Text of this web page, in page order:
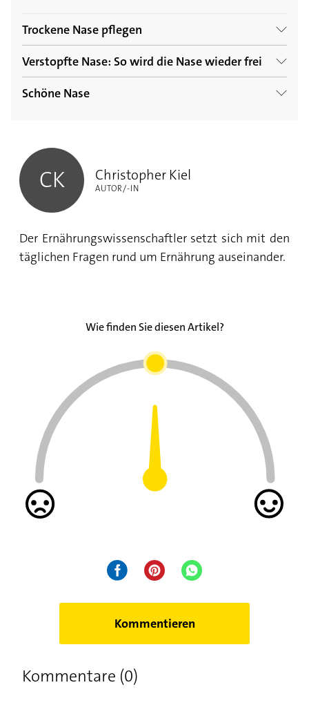
Trockene Nase pflegen
Trockene Nase – was hilft? Effektive Tipps
gegen trockene Nasenschleimhäute
Verstopfte Nase: So wird die Nase wieder frei
Wie Nase frei bekommen? Fünf Tipps bei
Wie Nase putzen? Drei Regeln, die Ihre Nase
schützen
Nasenspray-Sucht bekämpfen: Was tun gegen
Schöne Nase
Was tun gegen Mitesser auf der Nase? 5 Tipps
CK Christopher Kiel
AUTOR/-IN
Der Ernährungswissenschaftler setzt sich mit den
täglichen Fragen rund um Ernährung auseinander.
Wie finden Sie diesen Artikel?
Kommentieren
Kommentare (0)